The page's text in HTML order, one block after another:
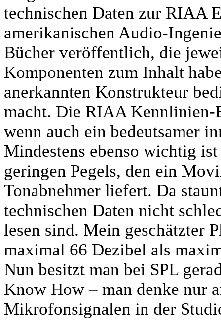
technischen Daten zur RIAA
amerikanischen Audio-
Bücher veröffentlich, die
Komponenten zum Inhalt
anerkannten Konstrukteur
macht. Die RIAA Kennlinien-
wenn auch ein bedeutsamer
Mindestens ebenso wichtig
geringen Pegels, den ein
Tonabnehmer liefert. Da
technischen Daten nicht
lesen sind. Mein geschätzter
maximal 66 Dezibel als
Nun besitzt man bei SPL
Know How – man denke nur
Mikrofonsignalen in der